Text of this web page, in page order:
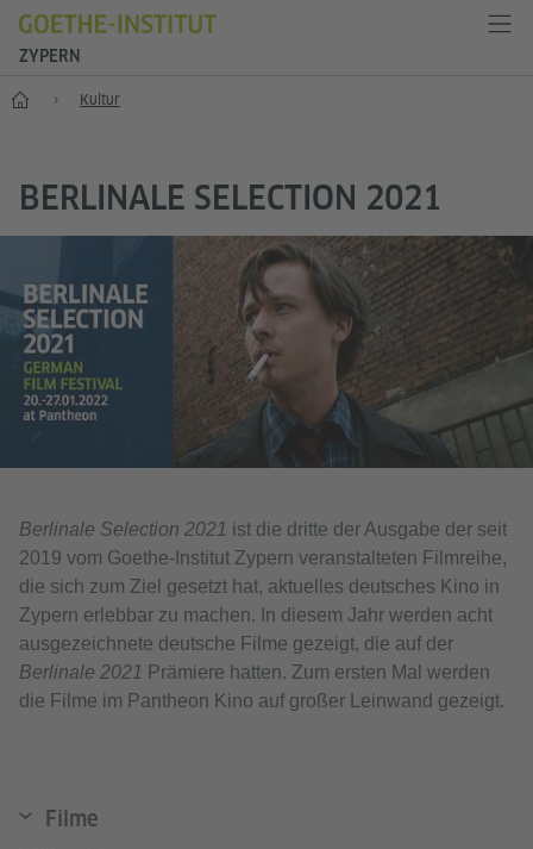
ZYPERN
Start Kultur
BERLINALE SELECTION 2021
Berlinale Selection 2021 ist die dritte der Ausgabe der seit
2019 vom Goethe-Institut Zypern veranstalteten Filmreihe,
die sich zum Ziel gesetzt hat, aktuelles deutsches Kino in
Zypern erlebbar zu machen. In diesem Jahr werden acht
ausgezeichnete deutsche Filme gezeigt, die auf der
Berlinale 2021 Prämiere hatten. Zum ersten Mal werden
die Filme im Pantheon Kino auf großer Leinwand gezeigt.
Filme